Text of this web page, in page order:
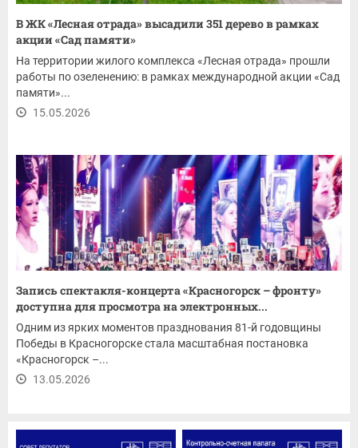
В ЖК «Лесная отрада» высадили 351 дерево в рамках
акции «Сад памяти»
На территории жилого комплекса «Лесная отрада» прошли
работы по озеленению: в рамках международной акции «Сад
памяти»...
15.05.2026
Запись спектакля-концерта «Красногорск – фронту»
доступна для просмотра на электронных...
Одним из ярких моментов празднования 81-й годовщины
Победы в Красногорске стала масштабная постановка
«Красногорск –...
13.05.2026